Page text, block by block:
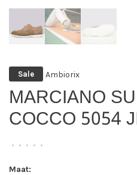
Sale Ambiorix
MARCIANO
COCCO 5054
• • • • •
Maat: